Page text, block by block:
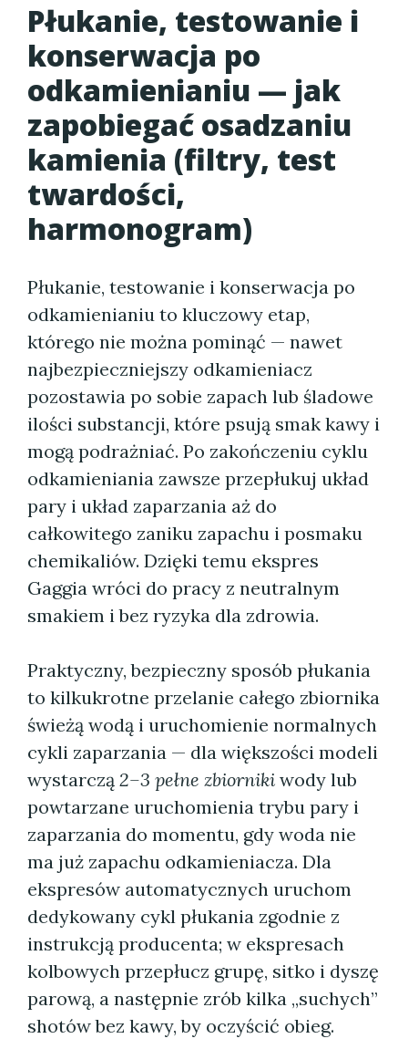
Płukanie, testowanie i
konserwacja po
odkamienianiu — jak
zapobiegać osadzaniu
kamienia (filtry, test
twardości,
harmonogram)
Płukanie, testowanie i konserwacja po
odkamienianiu to kluczowy etap,
którego nie można pominąć — nawet
najbezpieczniejszy odkamieniacz
pozostawia po sobie zapach lub śladowe
ilości substancji, które psują smak kawy i
mogą podrażniać. Po zakończeniu cyklu
odkamieniania zawsze przepłukuj układ
pary i układ zaparzania aż do
całkowitego zaniku zapachu i posmaku
chemikaliów. Dzięki temu ekspres
Gaggia wróci do pracy z neutralnym
smakiem i bez ryzyka dla zdrowia.
Praktyczny, bezpieczny sposób płukania
to kilkukrotne przelanie całego zbiornika
świeżą wodą i uruchomienie normalnych
cykli zaparzania — dla większości modeli
wystarczą 2–3 pełne zbiorniki wody lub
powtarzane uruchomienia trybu pary i
zaparzania do momentu, gdy woda nie
ma już zapachu odkamieniacza. Dla
ekspresów automatycznych uruchom
dedykowany cykl płukania zgodnie z
instrukcją producenta; w ekspresach
kolbowych przepłucz grupę, sitko i dyszę
parową, a następnie zrób kilka „suchych”
shotów bez kawy, by oczyścić obieg.